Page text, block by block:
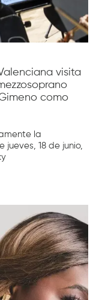
visita
como
la
18 de junio,